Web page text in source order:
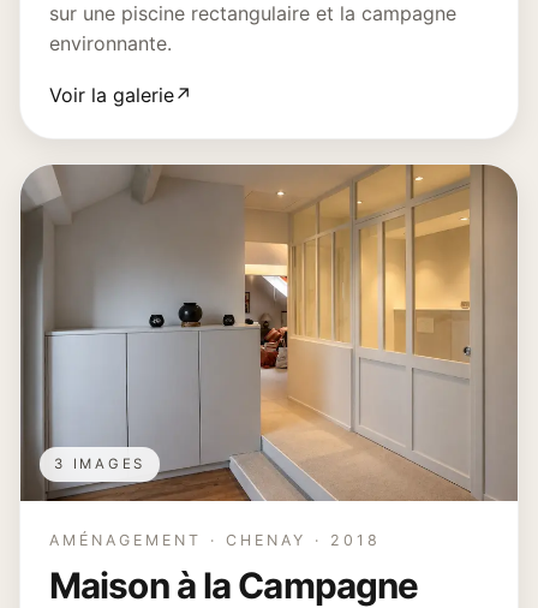
sur une piscine rectangulaire et la campagne
environnante.
Voir la galerie↗
3 IMAGES
AMÉNAGEMENT · CHENAY · 2018
Maison à la Campagne